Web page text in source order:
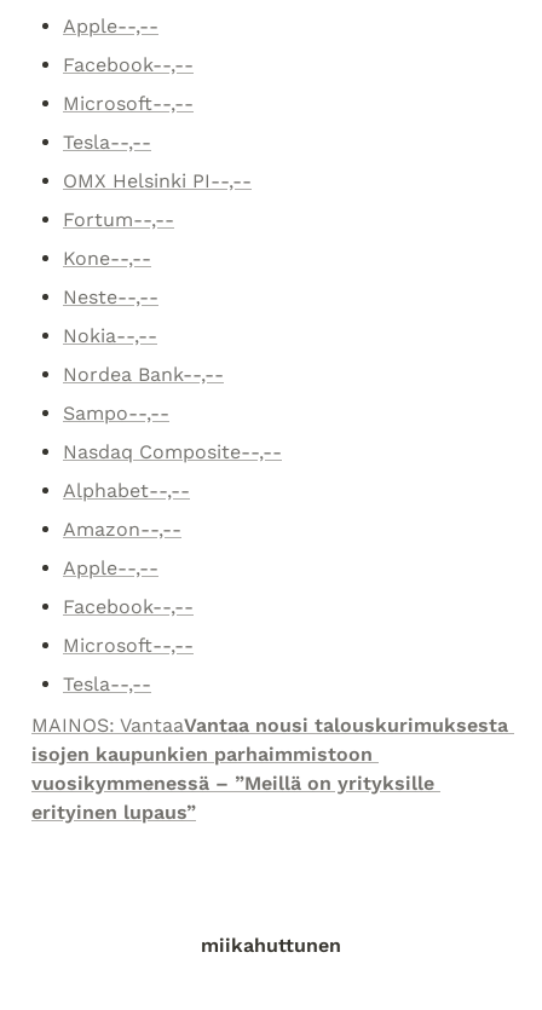
Apple--,--
Facebook--,--
Microsoft--,--
Tesla--,--
OMX Helsinki PI--,--
Fortum--,--
Kone--,--
Neste--,--
Nokia--,--
Nordea Bank--,--
Sampo--,--
Nasdaq Composite--,--
Alphabet--,--
Amazon--,--
Apple--,--
Facebook--,--
Microsoft--,--
Tesla--,--
MAINOS: VantaaVantaa nousi talouskurimuksesta
isojen kaupunkien parhaimmistoon
vuosikymmenessä – ”Meillä on yrityksille
erityinen lupaus”
miikahuttunen